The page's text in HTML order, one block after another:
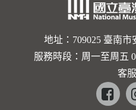
地址：709025 臺南
服務時段：周一至周五
客